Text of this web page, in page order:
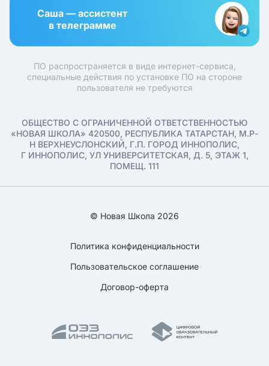
Саша — ассистент
в телеграмме
ПО распространяется в виде интернет-сервиса,
специальные действия по установке ПО на стороне
пользователя не требуются
ОБЩЕСТВО С ОГРАНИЧЕННОЙ ОТВЕТСТВЕННОСТЬЮ
«НОВАЯ ШКОЛА» 420500, РЕСПУБЛИКА ТАТАРСТАН, М.Р-
Н ВЕРХНЕУСЛОНСКИЙ, Г.П. ГОРОД ИННОПОЛИС,
Г ИННОПОЛИС, УЛ УНИВЕРСИТЕТСКАЯ, Д. 5, ЭТАЖ 1,
ПОМЕЩ. 111
© Новая Школа 2026
Политика конфиденциальности
Пользовательское соглашение
Договор-оферта